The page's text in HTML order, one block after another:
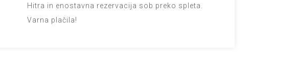
Hitra in enostavna rezervacija sob preko spleta.
Varna plačila!